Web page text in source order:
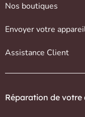
Nos boutiques
Envoyer votre
Assistance Client
Réparation de votre